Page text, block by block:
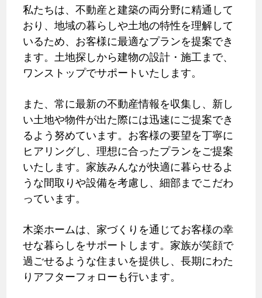
私たちは、不動産と建築の両分野に精通して
おり、地域の暮らしや土地の特性を理解して
いるため、お客様に最適なプランを提案でき
ます。土地探しから建物の設計・施工まで、
ワンストップでサポートいたします。
また、常に最新の不動産情報を収集し、新し
い土地や物件が出た際には迅速にご提案でき
るよう努めています。お客様の要望を丁寧に
ヒアリングし、理想に合ったプランをご提案
いたします。家族みんなが快適に暮らせるよ
うな間取りや設備を考慮し、細部までこだわ
っています。
木楽ホームは、家づくりを通じてお客様の幸
せな暮らしをサポートします。家族が笑顔で
過ごせるような住まいを提供し、長期にわた
りアフターフォローも行います。